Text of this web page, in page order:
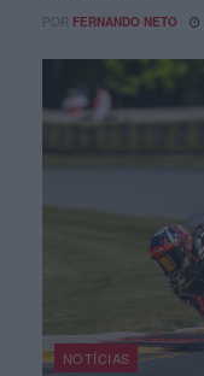
POR FERNANDO NETO
NOTÍCIAS